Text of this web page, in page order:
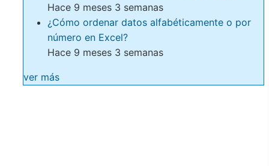
Hace 9 meses 3 semanas
¿Cómo ordenar datos alfabéticamente o por
número en Excel?
Hace 9 meses 3 semanas
ver más